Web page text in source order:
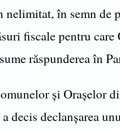
în semn de
fiscale pentru care
răspunderea în
și Orașelor
decis declanșarea